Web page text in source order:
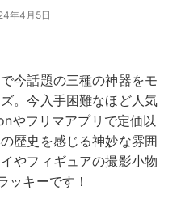
年4月5日
今話題の三種の神器をモ
。今入手困難なほど人気
やフリマアプリで定価以
歴史を感じる神妙な雰囲
やフィギュアの撮影小物
ッキーです！